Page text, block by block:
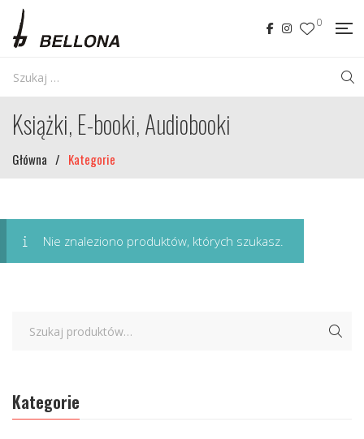
0
Książki, E-booki, Audiobooki
Główna / Kategorie
Nie znaleziono produktów, których szukasz.
Kategorie